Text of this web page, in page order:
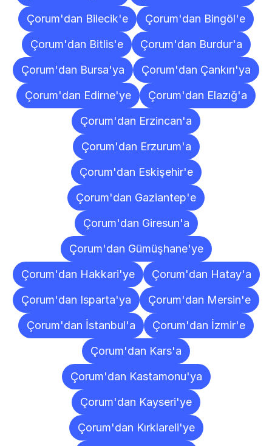
Çorum'dan Bilecik'e
Çorum'dan Bingöl'e
Çorum'dan Bitlis'e
Çorum'dan Burdur'a
Çorum'dan Bursa'ya
Çorum'dan Çankırı'ya
Çorum'dan Edirne'ye
Çorum'dan Elazığ'a
Çorum'dan Erzincan'a
Çorum'dan Erzurum'a
Çorum'dan Eskişehir'e
Çorum'dan Gaziantep'e
Çorum'dan Giresun'a
Çorum'dan Gümüşhane'ye
Çorum'dan Hakkari'ye
Çorum'dan Hatay'a
Çorum'dan Isparta'ya
Çorum'dan Mersin'e
Çorum'dan İstanbul'a
Çorum'dan İzmir'e
Çorum'dan Kars'a
Çorum'dan Kastamonu'ya
Çorum'dan Kayseri'ye
Çorum'dan Kırklareli'ye